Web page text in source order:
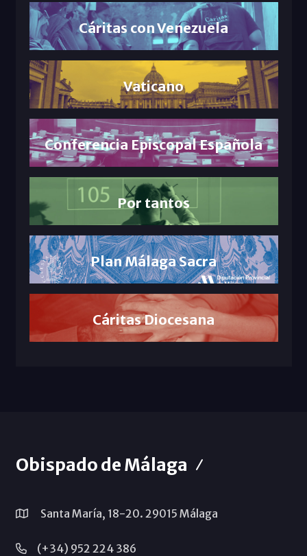
Cáritas con Venezuela
Vaticano
Conferencia Episcopal Española
Por tantos
Plan Málaga Sacra
Cáritas Diocesana
Obispado de Málaga
Santa María, 18-20. 29015 Málaga
(+34) 952 224 386